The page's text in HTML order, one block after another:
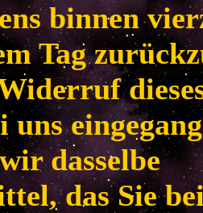
binnen
Tag
uns
dasselbe
das Sie